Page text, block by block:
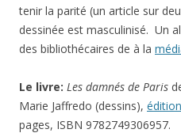
tenir la parité (un article sur
dessinée est masculinisé. Un
des bibliothécaires de à la
Le livre: Les damnés de Paris
Marie Jaffredo (dessins),
pages, ISBN 9782749306957.